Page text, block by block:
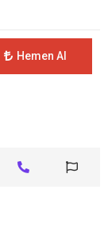
Hemen Al